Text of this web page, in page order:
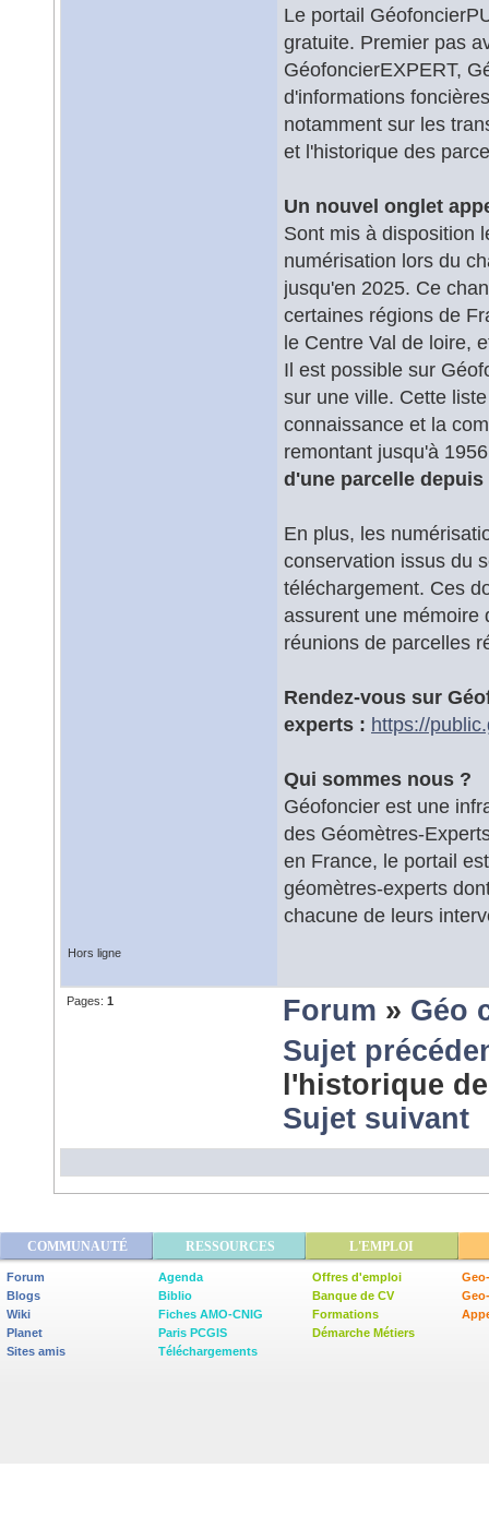
Le portail
gratuite. Premier pas
GéofoncierEXPERT,
d'informations
notamment sur les
et l'historique des
Un nouvel onglet
Sont mis à disposition
numérisation lors du
jusqu'en 2025. Ce
certaines régions de
le Centre Val de loire,
Il est possible sur
sur une ville. Cette
connaissance et la
remontant jusqu'à
d'une parcelle depuis
En plus, les
conservation issus du
téléchargement. Ces
assurent une mémoire
réunions de parcelles
Rendez-vous sur
experts : https://
Qui sommes nous ?
Géofoncier est une
des Géomètres-
en France, le portail
géomètres-experts
chacune de leurs
Hors ligne
Pages: 1 Forum » Géo
Sujet
l'historique
Sujet suivant
COMMUNAUTÉ RESSOURCES L'EMPLOI
Forum
Blogs
Wiki
Planet
Sites amis
Agenda
Biblio
Fiches AMO-CNIG
Paris PCGIS
Téléchargements
Offres d'emploi
Banque de CV
Formations
Démarche Métiers